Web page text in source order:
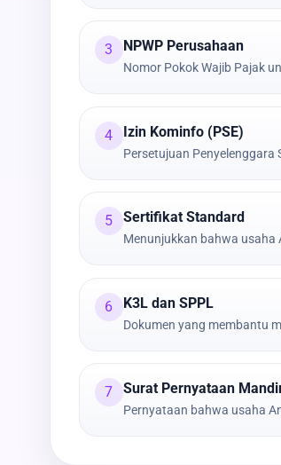
3 NPWP Perusahaan
Nomor Pokok Wajib Pajak
4 Izin Kominfo (PSE)
Persetujuan
5 Sertifikat Standard
Menunjukkan bahwa usaha
6 K3L dan SPPL
Dokumen yang membantu
7 Surat Pernyataan
Pernyataan bahwa usaha